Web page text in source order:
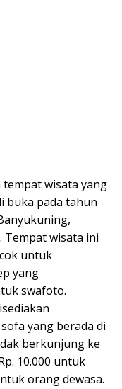
tempat wisata yang
buka pada tahun
Tempat wisata ini
untuk
yang
swafoto.
yang berada di
berkunjung ke
10.000 untuk
orang dewasa.